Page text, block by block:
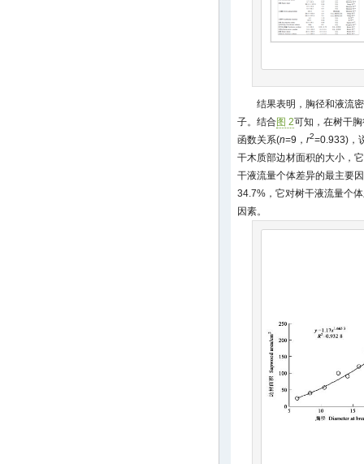
结果表明，胸径和液流
子。结合图 2可知，在树干
函数关系(n=9， r2=0.933)，
干木质部边材面积的大小，
干液流量个体差异的最主要
34.7%，它对树干液流量个
因素。